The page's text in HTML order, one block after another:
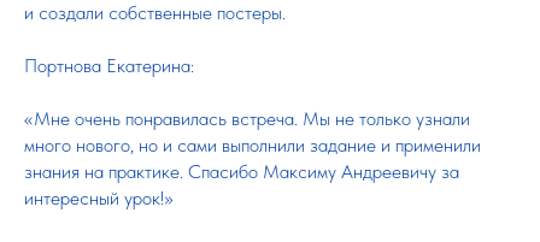
и создали собственные постеры.
Портнова Екатерина:
«Мне очень понравилась встреча. Мы не только узнали
много нового, но и сами выполнили задание и применили
знания на практике. Спасибо Максиму Андреевичу за
интересный урок!»